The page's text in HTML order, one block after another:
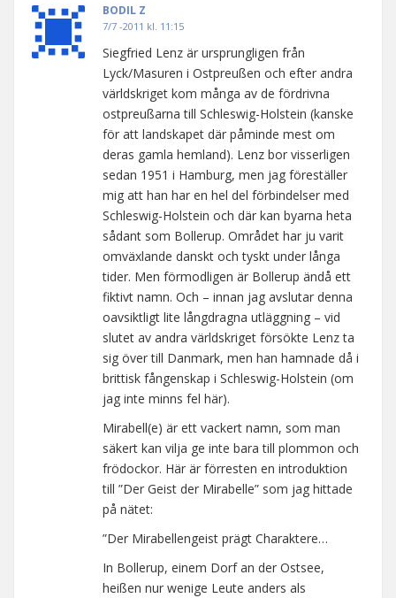
BODIL Z
7/7 -2011 kl. 11:15
Siegfried Lenz är ursprungligen från
Lyck/Masuren i Ostpreußen och efter andra
världskriget kom många av de fördrivna
ostpreußarna till Schleswig-Holstein (kanske
för att landskapet där påminde mest om
deras gamla hemland). Lenz bor visserligen
sedan 1951 i Hamburg, men jag föreställer
mig att han har en hel del förbindelser med
Schleswig-Holstein och där kan byarna heta
sådant som Bollerup. Området har ju varit
omväxlande danskt och tyskt under långa
tider. Men förmodligen är Bollerup ändå ett
fiktivt namn. Och – innan jag avslutar denna
oavsiktligt lite långdragna utläggning – vid
slutet av andra världskriget försökte Lenz ta
sig över till Danmark, men han hamnade då i
brittisk fångenskap i Schleswig-Holstein (om
jag inte minns fel här).
Mirabell(e) är ett vackert namn, som man
säkert kan vilja ge inte bara till plommon och
frödockor. Här är förresten en introduktion
till ”Der Geist der Mirabelle” som jag hittade
på nätet:
”Der Mirabellengeist prägt Charaktere…
In Bollerup, einem Dorf an der Ostsee,
heißen nur wenige Leute anders als